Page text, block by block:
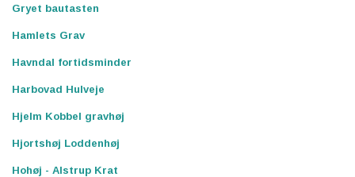
Gryet bautasten
Hamlets Grav
Havndal fortidsminder
Harbovad Hulveje
Hjelm Kobbel gravhøj
Hjortshøj Loddenhøj
Hohøj - Alstrup Krat